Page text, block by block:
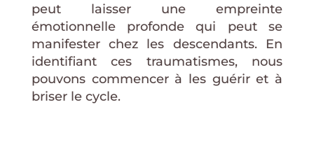
peut laisser une empreinte
émotionnelle profonde qui peut se
manifester chez les descendants. En
identifiant ces traumatismes, nous
pouvons commencer à les guérir et à
briser le cycle.